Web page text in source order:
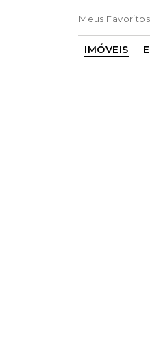
Meus Favoritos
IMÓVEIS